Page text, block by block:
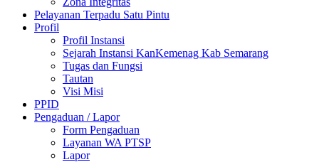
Pelayanan Terpadu Satu Pintu
Profil
Profil Instansi
Sejarah Instansi KanKemenag Kab Semarang
Tugas dan Fungsi
Tautan
Visi Misi
PPID
Pengaduan / Lapor
Form Pengaduan
Layanan WA PTSP
Lapor